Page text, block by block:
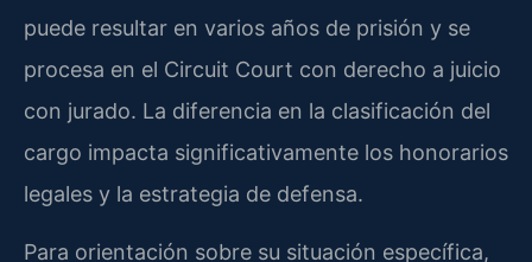
puede resultar en varios años de prisión y se
procesa en el Circuit Court con derecho a juicio
con jurado. La diferencia en la clasificación del
cargo impacta significativamente los honorarios
legales y la estrategia de defensa.
Para orientación sobre su situación específica,